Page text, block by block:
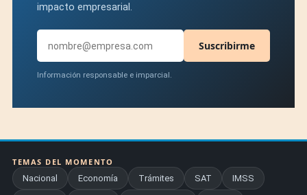
impacto empresarial.
Suscribirme
Información responsable e imparcial.
TEMAS DEL MOMENTO
Nacional
Economía Trámites SAT IMSS